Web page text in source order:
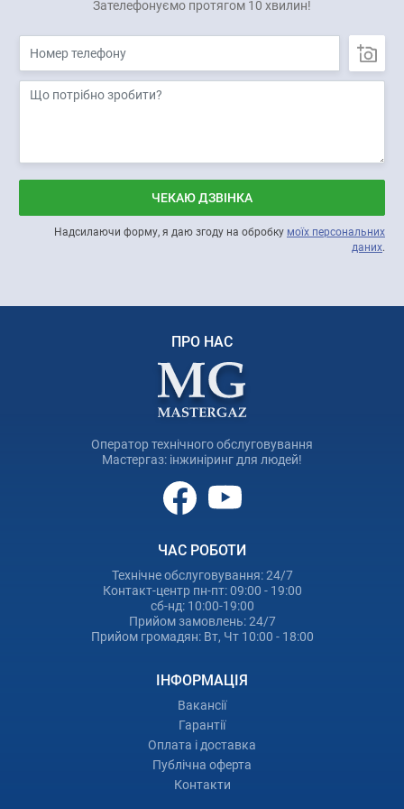
— надаємо свідоцтво після успішної повірки;
— за потреби супроводжуємо постановку на облік у
Київводоканалі, Київтеплоенерго, Євро-Реконструкції або
відповідному виконавці послуг;
Питання: Що входить у 490 грн?
Відповідь: Базова повірка одного квартирного лічильника води
Питання: Чи входить постановка на облік у 490 грн?
Відповідь: Ні. Супровід постановки на облік / подання
документів для актуалізації даних — +150 грн/шт. Пакет
«повірка + супровід обліку» — від 640 грн/шт.
Відповідь: У типових умовах 15–20 хвилин на один лічильник.
протягом 10 робочих днів.
Відповідь: Ні. Потрібні технічна можливість, вода в системі,
робочі крани, доступ до лічильника, цілі пломби та відсутність
пошкоджень. Якщо є сумнів, надішліть фото оператору.
Питання: Що робити, якщо лічильник не пройшов повірку?
Відповідь: Свідоцтво не видається. Майстер пояснить наступний
Питання: Чи працюєте з приватним сектором?
Відповідь: Так. Для приватного сектору ціна залежить від
доступу: 600 грн, 700 грн або 900 грн за лічильник.
Зателефонуємо протягом 10 хвилин!
ЧЕКАЮ ДЗВІНКА
Надсилаючи форму, я даю згоду на обробку моїх персональних
даних.
ПРО НАС
Оператор технічного обслуговування
Мастергаз: інжиніринг для людей!
ЧАС РОБОТИ
Технічне обслуговування: 24/7
Контакт-центр пн-пт: 09:00 - 19:00
сб-нд: 10:00-19:00
Прийом замовлень: 24/7
Прийом громадян: Вт, Чт 10:00 - 18:00
ІНФОРМАЦІЯ
Вакансії
Гарантії
Оплата і доставка
Публічна оферта
Контакти